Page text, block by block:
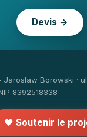
Devis →
Jarosław Borowski ·
8392518338
❤️ Soutenir le